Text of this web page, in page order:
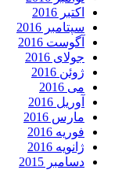
اکتبر 2016
سپتامبر 2016
آگوست 2016
جولای 2016
ژوئن 2016
می 2016
آوریل 2016
مارس 2016
فوریه 2016
ژانویه 2016
دسامبر 2015